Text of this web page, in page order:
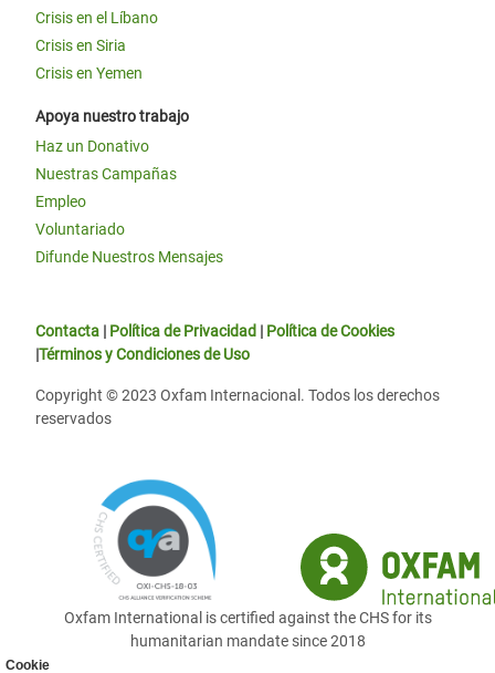
Cookie
Crisis en el Líbano
Crisis en Siria
Crisis en Yemen
Apoya nuestro trabajo
Haz un Donativo
Nuestras Campañas
Empleo
Voluntariado
Difunde Nuestros Mensajes
Contacta | Política de Privacidad | Política de Cookies
|Términos y Condiciones de Uso
Copyright © 2023 Oxfam Internacional. Todos los derechos
reservados
Oxfam International is certified against the CHS for its
humanitarian mandate since 2018